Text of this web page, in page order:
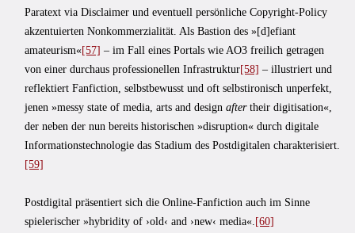
Paratext via Disclaimer und eventuell persönliche Copyright-Policy
akzentuierten Nonkommerzialität. Als Bastion des »[d]efiant
amateurism«[57] – im Fall eines Portals wie AO3 freilich getragen
von einer durchaus professionellen Infrastruktur[58] – illustriert und
reflektiert Fanfiction, selbstbewusst und oft selbstironisch unperfekt,
jenen »messy state of media, arts and design after their digitisation«,
der neben der nun bereits historischen »disruption« durch digitale
Informationstechnologie das Stadium des Postdigitalen charakterisiert.
[59]
Postdigital präsentiert sich die Online-Fanfiction auch im Sinne
spielerischer »hybridity of ›old‹ and ›new‹ media«. [60]